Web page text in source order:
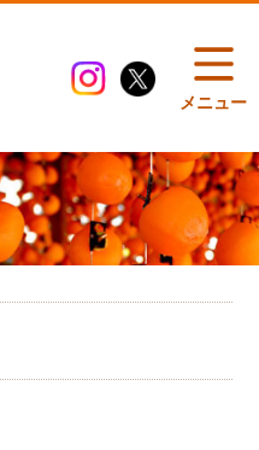
メニュー